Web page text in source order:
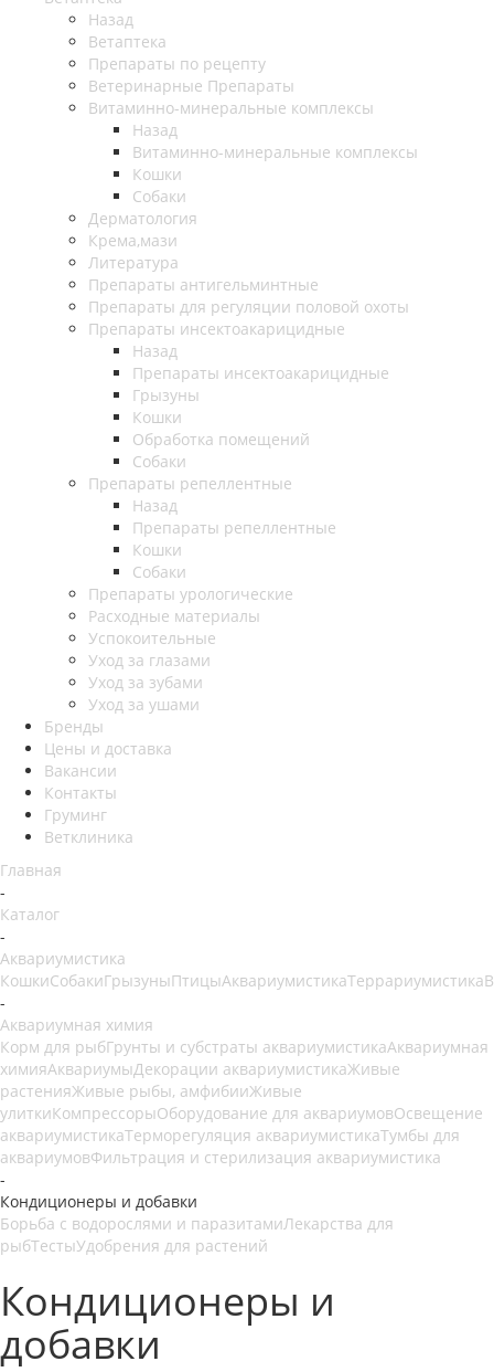
Назад
Ветаптека
Препараты по рецепту
Ветеринарные Препараты
Витаминно-минеральные комплексы
Назад
Витаминно-минеральные комплексы
Кошки
Собаки
Дерматология
Крема,мази
Литература
Препараты антигельминтные
Препараты для регуляции половой охоты
Препараты инсектоакарицидные
Назад
Препараты инсектоакарицидные
Грызуны
Кошки
Обработка помещений
Собаки
Препараты репеллентные
Назад
Препараты репеллентные
Кошки
Собаки
Препараты урологические
Расходные материалы
Успокоительные
Уход за глазами
Уход за зубами
Уход за ушами
Бренды
Цены и доставка
Вакансии
Контакты
Груминг
Ветклиника
Главная
-
Каталог
-
Аквариумистика
КошкиСобакиГрызуныПтицыАквариумистикаТеррариумистика
-
Аквариумная химия
Корм для рыбГрунты и субстраты аквариумистикаАквариумная
химияАквариумыДекорации аквариумистикаЖивые
растенияЖивые рыбы, амфибииЖивые
улиткиКомпрессорыОборудование для аквариумовОсвещение
аквариумистикаТерморегуляция аквариумистикаТумбы для
аквариумовФильтрация и стерилизация аквариумистика
-
Кондиционеры и добавки
Борьба с водорослями и паразитамиЛекарства для
рыбТестыУдобрения для растений
Кондиционеры и
добавки